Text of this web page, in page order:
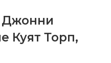
Джонни
Куят Торп,